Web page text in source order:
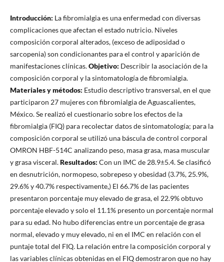
Introducción: La fibromialgia es una enfermedad con diversas
complicaciones que afectan el estado nutricio. Niveles
composición corporal alterados, (exceso de adiposidad o
sarcopenia) son condicionantes para el control y aparición de
manifestaciones clínicas.Objetivo: Describir la asociación de la
composición corporal y la sintomatología de fibromialgia.
Materiales y métodos: Estudio descriptivo transversal, en el que
participaron 27 mujeres con fibromialgia de Aguascalientes,
México. Se realizó el cuestionario sobre los efectos de la
fibromialgia (FIQ) para recolectar datos de sintomatología; para la
composición corporal se utilizó una báscula de control corporal
OMRON HBF-514C analizando peso, masa grasa, masa muscular
y grasa visceral.Resultados: Con un IMC de 28.9±5.4. Se clasificó
en desnutrición, normopeso, sobrepeso y obesidad (3.7%, 25.9%,
29.6% y 40.7% respectivamente,) El 66.7% de las pacientes
presentaron porcentaje muy elevado de grasa, el 22.9% obtuvo
porcentaje elevado y solo el 11.1% presento un porcentaje normal
para su edad. No hubo diferencias entre un porcentaje de grasa
normal, elevado y muy elevado, ni en el IMC en relación con el
puntaje total del FIQ. La relación entre la composición corporal y
las variables clínicas obtenidas en el FIQ demostraron que no hay